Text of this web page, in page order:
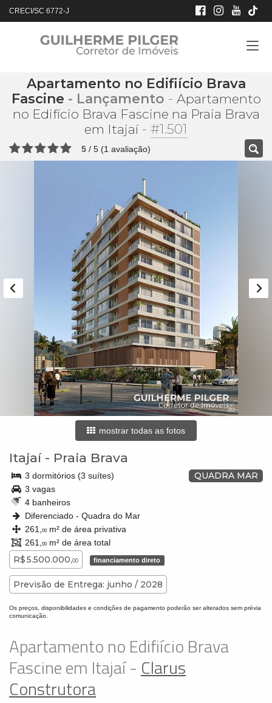
CRECI/SC 6772-J
Apartamento no Edifiício Brava
Fascine - Lançamento - Apartamento
no Edifício Brava Fascine na Praia Brava
em Itajaí- #1.501
5 / 5 (1 avaliação)
mostrar todas as fotos
Itajaí- Praia Brava
QUADRA MAR
3 dormitórios (3 suítes)
3 vagas
4 banheiros
Diferenciado - Quadra do Mar
261,
00m² de área privativa
261,
00m² de área total
R$ 5.500.000,00 financiamento direto
Previsão de Entrega: junho / 2028
Os preços, disponibilidades e condições de pagamento poderão ser alterados sem prévia
comunicação.
Apartamento no Edifiício Brava
Fascine em Itajaí - Clarus
Construtora